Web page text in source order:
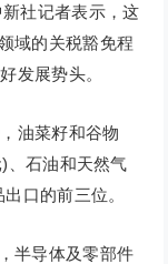
社记者表示，这
域的关税豁免程
发展势头。
油菜籽和谷物
、石油和天然气
口的前三位。
半导体及零部件